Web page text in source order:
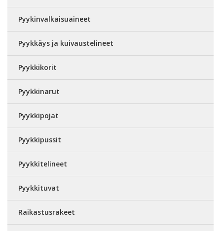
Pyykinvalkaisuaineet
Pyykkäys ja kuivaustelineet
Pyykkikorit
Pyykkinarut
Pyykkipojat
Pyykkipussit
Pyykkitelineet
Pyykkituvat
Raikastusrakeet